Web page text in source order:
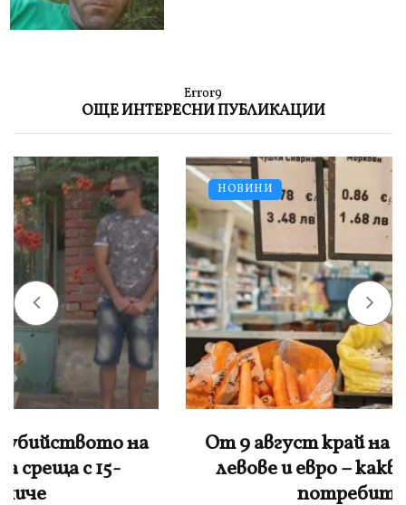
Error9
ОЩЕ ИНТЕРЕСНИ ПУБЛИКАЦИИ
НОВИНИ
От 9 август край на двойните цени в
левове и евро – какво се променя за